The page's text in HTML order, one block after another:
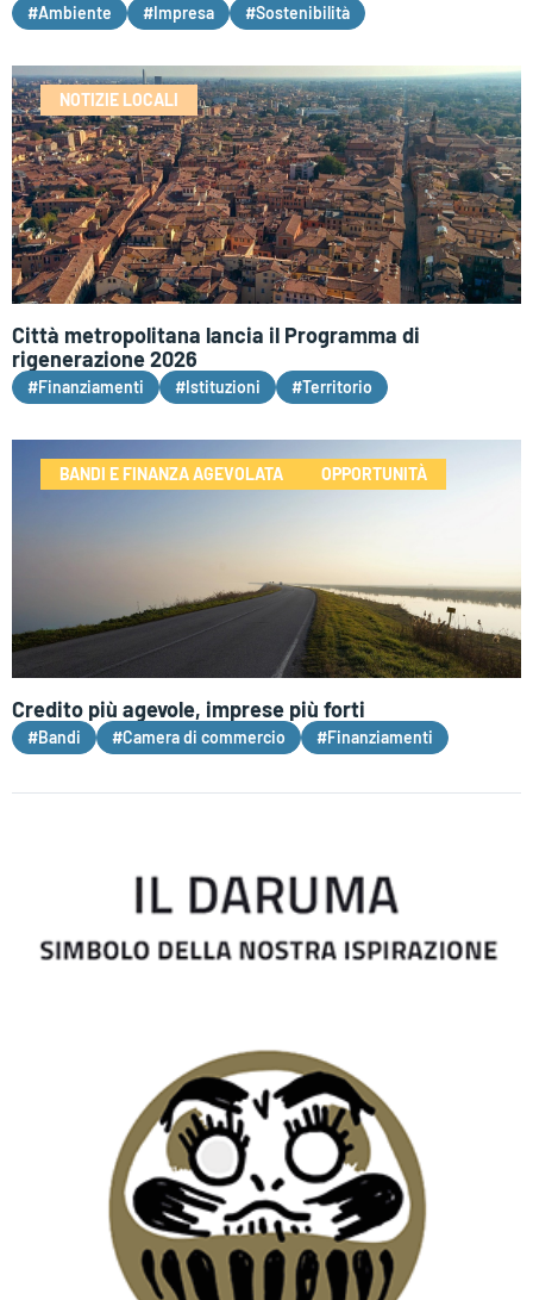
#Ambiente #Impresa #Sostenibilità
NOTIZIE LOCALI
Città metropolitana lancia il Programma di
rigenerazione 2026
#Finanziamenti #Istituzioni #Territorio
BANDI E FINANZA AGEVOLATA OPPORTUNITÀ
Credito più agevole, imprese più forti
#Bandi #Camera di commercio #Finanziamenti